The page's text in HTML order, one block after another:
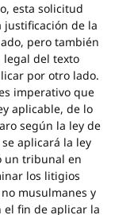
esta solicitud
justificación de la
pero también
del texto
por otro lado.
imperativo que
aplicable, de lo
según la ley de
aplicará la ley
un tribunal en
los litigios
musulmanes y
el fin de aplicar la